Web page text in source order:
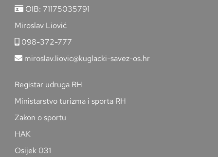
OIB: 71175035791
Miroslav Liović
098-372-777
miroslav.liovic@kuglacki-savez-os.hr
Registar udruga RH
Ministarstvo turizma i sporta RH
Zakon o sportu
HAK
Osijek 031